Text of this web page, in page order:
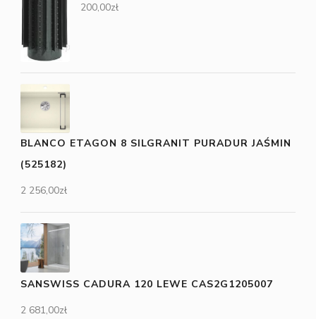
200,00zł
BLANCO ETAGON 8 SILGRANIT PURADUR JAŚMIN
(525182)
2 256,00zł
SANSWISS CADURA 120 LEWE CAS2G1205007
2 681,00zł